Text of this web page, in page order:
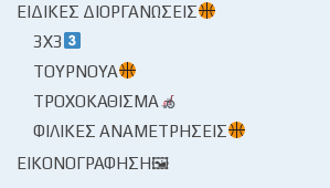
ΕΙΔΙΚΈΣ ΔΙΟΡΓΑΝΏΣΕΙΣ
3X3
ΤΟΥΡΝΟΥΆ
ΤΡΟΧΟΚΆΘΙΣΜΑ
ΦΙΛΙΚΈΣ ΑΝΑΜΕΤΡΉΣΕΙΣ
ΕΙΚΟΝΟΓΡΆΦΗΣΗ🖼